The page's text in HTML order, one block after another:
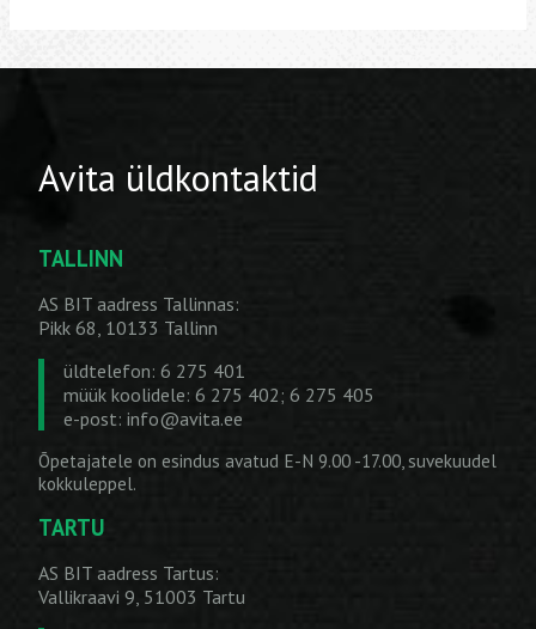
Avita üldkontaktid
TALLINN
AS BIT aadress Tallinnas:
Pikk 68, 10133 Tallinn
üldtelefon: 6 275 401
müük koolidele: 6 275 402; 6 275 405
e-post: info@avita.ee
Õpetajatele on esindus avatud E-N 9.00 -17.00, suvekuudel
kokkuleppel.
TARTU
AS BIT aadress Tartus:
Vallikraavi 9, 51003 Tartu